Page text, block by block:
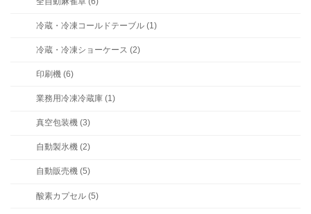
冷蔵・冷凍コールドテーブル (1)
冷蔵・冷凍ショーケース (2)
印刷機 (6)
業務用冷凍冷蔵庫 (1)
真空包装機 (3)
自動製氷機 (2)
自動販売機 (5)
酸素カプセル (5)